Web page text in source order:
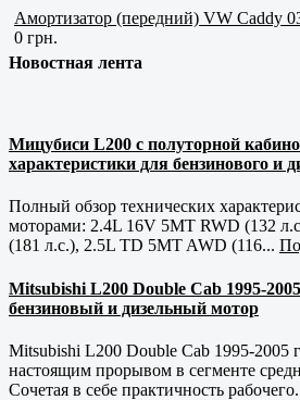
Амортизатор (передний) VW Caddy
0 грн.
Новостная лента
Мицубиси L200 с полуторной
характеристики для бензинового и
Полный обзор технических
моторами: 2.4L 16V 5MT RWD (132
(181 л.с.), 2.5L TD 5MT AWD (116...
Mitsubishi L200 Double Cab 1995-
бензиновый и дизельный мотор
Mitsubishi L200 Double Cab 1995-2005
настоящим прорывом в сегменте
Сочетая в себе практичность